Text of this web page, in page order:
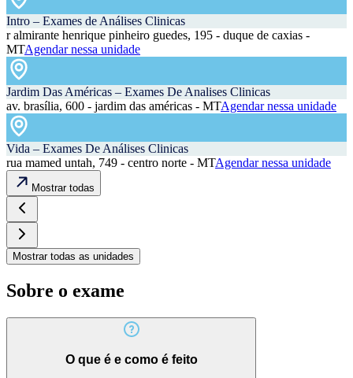
Intro – Exames de Análises Clinicas
r almirante henrique pinheiro guedes, 195 - duque de caxias -
MTAgendar nessa unidade
Jardim Das Américas – Exames De Analises Clinicas
av. brasília, 600 - jardim das américas - MTAgendar nessa unidade
Vida – Exames De Análises Clinicas
rua mamed untah, 749 - centro norte - MTAgendar nessa unidade
Mostrar todas
Mostrar todas as unidades
Sobre o exame
O que é e como é feito